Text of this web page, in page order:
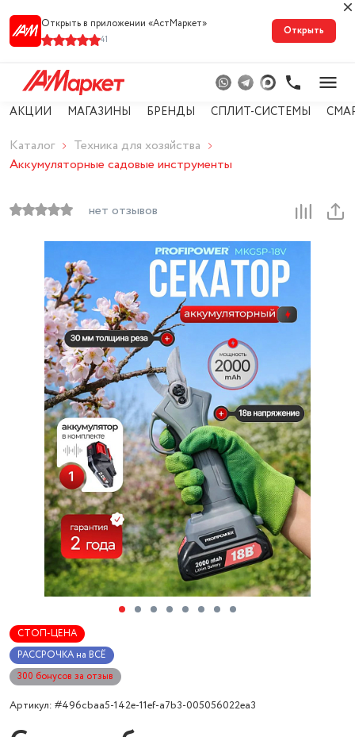
Открыть в приложении «АстМарке‪т‬»
41
Открыть
АКЦИИ МАГАЗИНЫ БРЕНДЫ СПЛИТ-СИСТЕМЫ
Каталог
Техника для хозяйства
Аккумуляторные садовые инструменты
нет отзывов
СТОП-ЦЕНА
РАССРОЧКА на ВСЁ
300 бонусов за отзыв
Артикул: #496cbaa5-142e-11ef-a7b3-005056022ea3